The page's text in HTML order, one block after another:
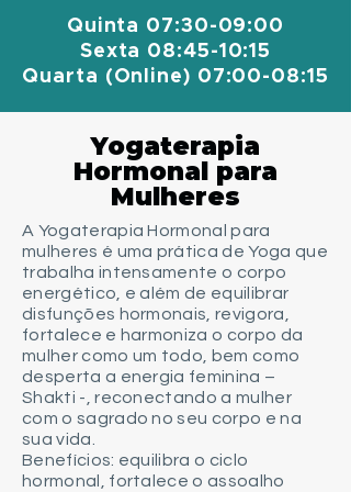
Quinta 07:30-09:00
Sexta 08:45-10:15
Quarta (Online) 07:00-08:15
Yogaterapia
Hormonal para
Mulheres
A Yogaterapia Hormonal para
mulheres é uma prática de Yoga que
trabalha intensamente o corpo
energético, e além de equilibrar
disfunções hormonais, revigora,
fortalece e harmoniza o corpo da
mulher como um todo, bem como
desperta a energia feminina –
Shakti -, reconectando a mulher
com o sagrado no seu corpo e na
sua vida.
Benefícios: equilibra o ciclo
hormonal, fortalece o assoalho